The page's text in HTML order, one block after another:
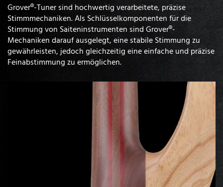
Grover®-Tuner sind hochwertig verarbeitete, präzise
Stimmmechaniken. Als Schlüsselkomponenten für die
Stimmung von Saiteninstrumenten sind Grover®-
Mechaniken darauf ausgelegt, eine stabile Stimmung zu
gewährleisten, jedoch gleichzeitig eine einfache und präzise
Feinabstimmung zu ermöglichen.